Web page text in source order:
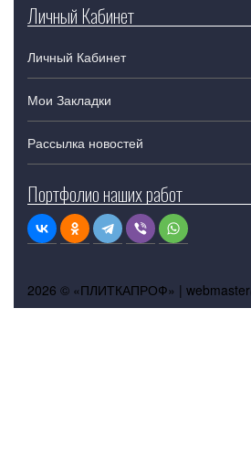
Личный Кабинет
Личный Кабинет
Мои Закладки
Рассылка новостей
Портфолио наших работ
2026 © «ПЛИТКАПРОФ» | webmaster